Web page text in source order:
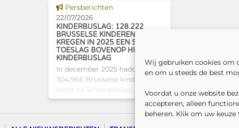
Wij gebruiken cookies om
en om u steeds de best
Voordat u onze website
accepteren, alleen
beheren. Klik om uw keuze
actoren die actief
op het vlak van gezondhe
een concrete oplossing in
Dit nieuws tonen
Persberichten
22/07/2026
KINDERBIJSLAG: 128.222
BRUSSELSE KINDEREN
KREGEN IN 2025 EEN SOCIALE
TOESLAG BOVENOP HUN
KINDERBIJSLAG
In december 2025 hadden
304.966 Brusselse kinderen
recht op kinderbijslag. Van hen
ontvingen 128.222 kinderen
ook een sociale toeslag boven